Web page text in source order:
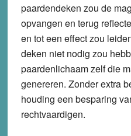
paardendeken zou de
opvangen en terug
en tot een effect zou
deken niet nodig zou
paardenlichaam zelf die
genereren. Zonder extra
houding een besparing
rechtvaardigen.